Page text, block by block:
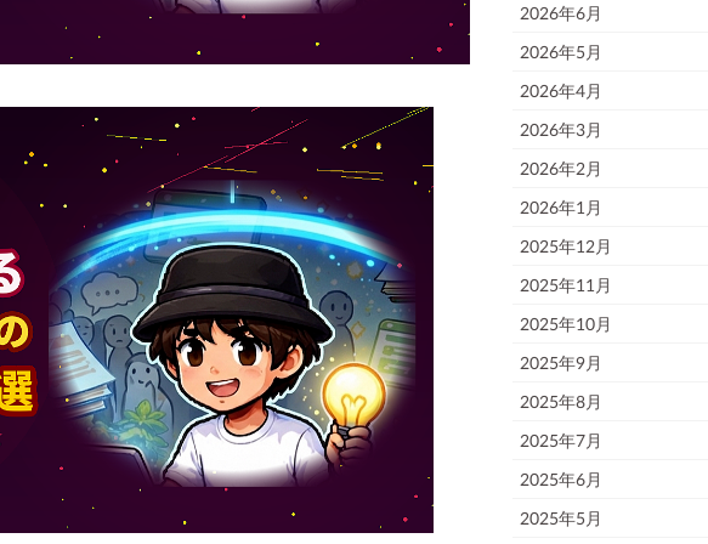
2026年6月
2026年5月
2026年4月
2026年3月
2026年2月
2026年1月
2025年12月
2025年11月
2025年10月
2025年9月
2025年8月
2025年7月
2025年6月
2025年5月